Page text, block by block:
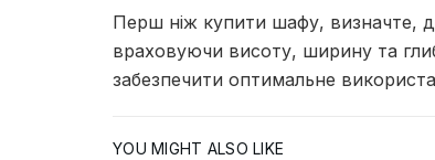
Перш ніж купити шафу, визначте,
враховуючи висоту, ширину та
забезпечити оптимальне
YOU MIGHT ALSO LIKE